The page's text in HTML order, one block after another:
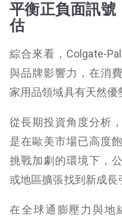
平衡正負面訊號
估
綜合來看，Colgate-
與品牌影響力，在消
家用品領域具有天然優
從長期投資角度分析
是在歐美市場已高度
挑戰加劇的環境下，
或地區擴張找到新成長
在全球通膨壓力與地